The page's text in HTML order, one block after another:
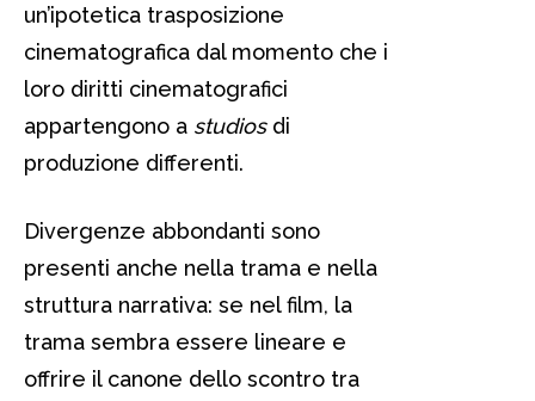
un’ipotetica trasposizione
cinematografica dal momento che i
loro diritti cinematografici
appartengono a studiosdi
produzione differenti.
Divergenze abbondanti sono
presenti anche nella trama e nella
struttura narrativa: se nel film, la
trama sembra essere lineare e
offrire il canone dello scontro tra